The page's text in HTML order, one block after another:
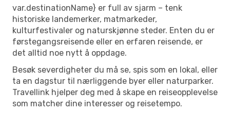
var.destinationName} er full av sjarm – tenk
historiske landemerker, matmarkeder,
kulturfestivaler og naturskjønne steder. Enten du er
førstegangsreisende eller en erfaren reisende, er
det alltid noe nytt å oppdage.
Besøk severdigheter du må se, spis som en lokal, eller
ta en dagstur til nærliggende byer eller naturparker.
Travellink hjelper deg med å skape en reiseopplevelse
som matcher dine interesser og reisetempo.